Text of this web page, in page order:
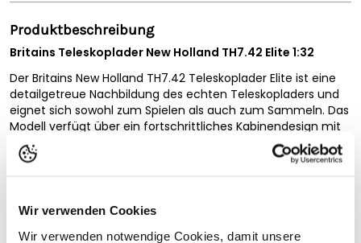
Wir verwenden Cookies
Wir verwenden notwendige Cookies, damit unsere
Produktbeschreibung
Britains Teleskoplader New Holland TH7.42 Elite 1:32
Der Britains New Holland TH7.42 Teleskoplader Elite ist eine
detailgetreue Nachbildung des echten Teleskopladers und
eignet sich sowohl zum Spielen als auch zum Sammeln. Das
Modell verfügt über ein fortschrittliches Kabinendesign mit
verbesserter Sicht, Geräuschdämpfung und erhöhtem
Komfort für realistische landwirtschaftliche Arbeiten.
einschließlich großer Profilreifen, eines funktionierenden
Lenkrads und einer detailgetreuen Innenausstattung.
Vollständige Beschreibung lesen